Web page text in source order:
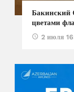
Бакинский
цветами
2 июля